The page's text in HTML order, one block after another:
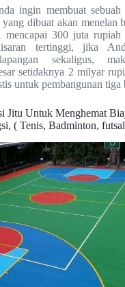
ingin membuat sebuah
dibuat akan menelan
mencapai 300 juta
tertinggi, jika
sekaligus,
setidaknya 2 milyar
untuk pembangunan tiga
Jitu Untuk Menghemat
( Tenis, Badminton,